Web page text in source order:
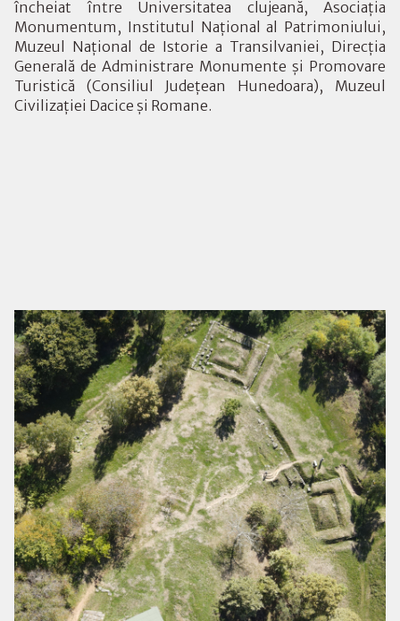
încheiat între Universitatea clujeană, Asociația
Monumentum, Institutul Național al Patrimoniului,
Muzeul Național de Istorie a Transilvaniei, Direcția
Generală de Administrare Monumente și Promovare
Turistică (Consiliul Județean Hunedoara), Muzeul
Civilizației Dacice și Romane.